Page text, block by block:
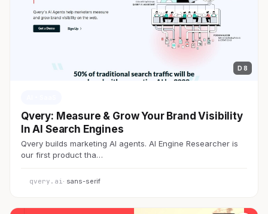
D 8
Qvery: Measure & Grow Your Brand Visibility
In AI Search Engines
Qvery builds marketing AI agents. AI Engine Researcher is
our first product tha…
qvery.ai· sans-serif